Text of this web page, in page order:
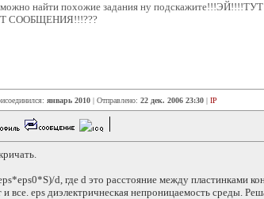
найти похожие задания ну
СООБЩЕНИЯ!!!???
январь 2010 | Отправлено: 22 дек. 2006 23:30 | IP
d, где d это расстояние между пластинками
и все. eps диэлектричнеская непроницаемость среды.